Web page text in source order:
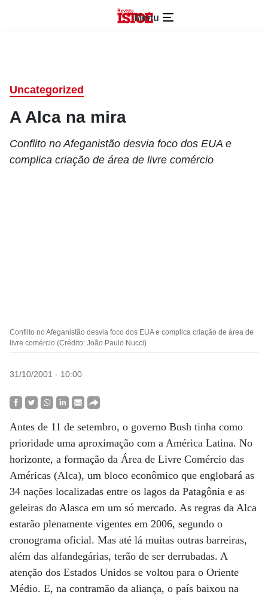
Menu
Uncategorized
A Alca na mira
Conflito no Afeganistão desvia foco dos EUA e
complica criação de área de livre comércio
Conflito no Afeganistão desvia foco dos EUA e complica criação de área de
livre comércio (Crédito: João Paulo Nucci)
31/10/2001 - 10:00
Antes de 11 de setembro, o governo Bush tinha como
prioridade uma aproximação com a América Latina. No
horizonte, a formação da Área de Livre Comércio das
Américas (Alca), um bloco econômico que englobará as
34 nações localizadas entre os lagos da Patagônia e as
geleiras do Alasca em um só mercado. As regras da Alca
estarão plenamente vigentes em 2006, segundo o
cronograma oficial. Mas até lá muitas outras barreiras,
além das alfandegárias, terão de ser derrubadas. A
atenção dos Estados Unidos se voltou para o Oriente
Médio. E, na contramão da aliança, o país baixou na